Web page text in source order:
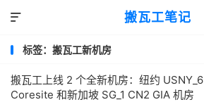
搬瓦工笔记

标签：搬瓦工新机房
搬瓦工上线 2 个全新机房：纽约 USNY_6
Coresite 和新加坡 SG_1 CN2 GIA 机房